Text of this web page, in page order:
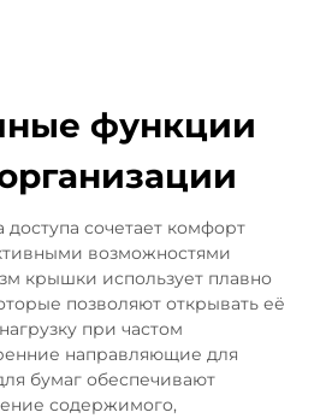
функции
сочетает комфорт
возможностями
крышки использует плавно
позволяют открывать её
при частом
направляющие для
бумаг обеспечивают
содержимого,